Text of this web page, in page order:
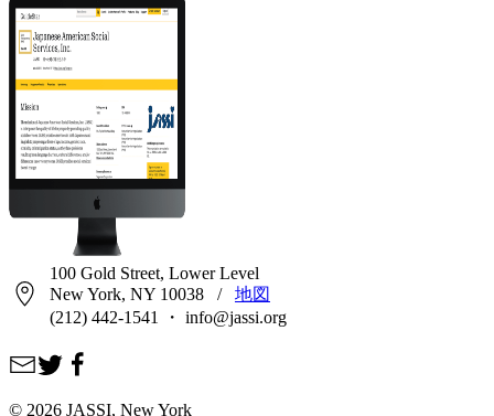
100 Gold Street, Lower Level
New York, NY 10038
/ 地図
(212) 442-1541 ・ info@jassi.org
© 2026 JASSI, New York